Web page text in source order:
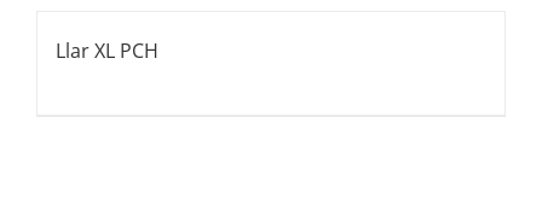
Llar XL PCH